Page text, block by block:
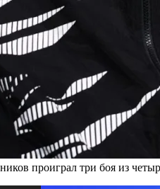
проиграл три боя из